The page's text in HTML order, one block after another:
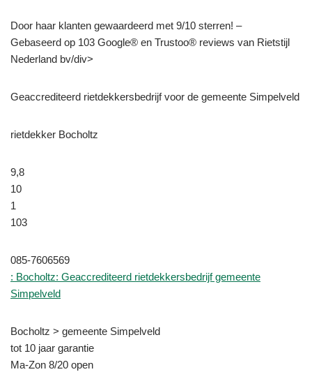
Door haar klanten gewaardeerd met 9/10 sterren! –
Gebaseerd op 103 Google® en Trustoo® reviews van Rietstijl
Nederland bv/div>
Geaccrediteerd rietdekkersbedrijf voor de gemeente Simpelveld
rietdekker Bocholtz
9,8
10
1
103
085-7606569
: Bocholtz: Geaccrediteerd rietdekkersbedrijf gemeente
Simpelveld
Bocholtz > gemeente Simpelveld
tot 10 jaar garantie
Ma-Zon 8/20 open